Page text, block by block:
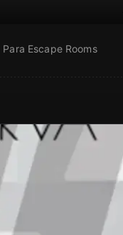
Para Escape Rooms